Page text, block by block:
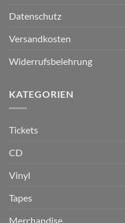
Datenschutz
Versandkosten
Widerrufsbelehrung
KATEGORIEN
Tickets
CD
Vinyl
Tapes
Merchandise